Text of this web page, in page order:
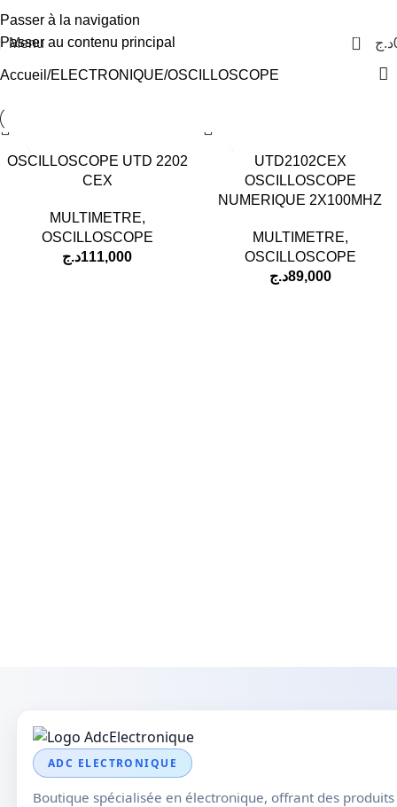
Passer à la navigation
Passer au contenu principal
Menu 0 د.ج
Accueil ELECTRONIQUE OSCILLOSCOPE
OSCILLOSCOPE UTD 2202
CEX
MULTIMETRE,
OSCILLOSCOPE
111,000د.ج
UTD2102CEX
OSCILLOSCOPE
NUMERIQUE 2X100MHZ
MULTIMETRE,
OSCILLOSCOPE
89,000د.ج
ADC ELECTRONIQUE
Boutique spécialisée en électronique, offrant des